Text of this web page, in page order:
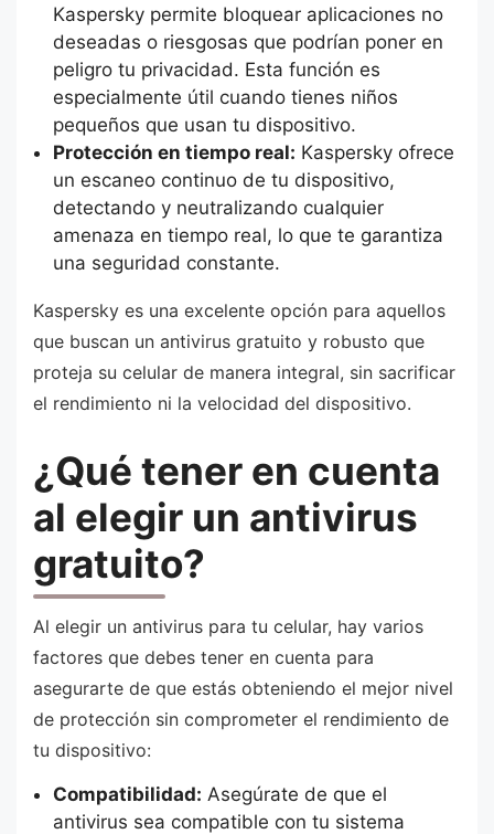
Kaspersky permite bloquear aplicaciones no
deseadas o riesgosas que podrían poner en
peligro tu privacidad. Esta función es
especialmente útil cuando tienes niños
pequeños que usan tu dispositivo.
Protección en tiempo real: Kaspersky ofrece
un escaneo continuo de tu dispositivo,
detectando y neutralizando cualquier
amenaza en tiempo real, lo que te garantiza
una seguridad constante.
Kaspersky es una excelente opción para aquellos
que buscan un antivirus gratuito y robusto que
proteja su celular de manera integral, sin sacrificar
el rendimiento ni la velocidad del dispositivo.
¿Qué tener en cuenta
al elegir un antivirus
gratuito?
Al elegir un antivirus para tu celular, hay varios
factores que debes tener en cuenta para
asegurarte de que estás obteniendo el mejor nivel
de protección sin comprometer el rendimiento de
tu dispositivo:
Compatibilidad: Asegúrate de que el
antivirus sea compatible con tu sistema